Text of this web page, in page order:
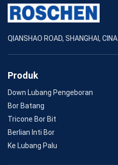
QIANSHAO ROAD, SHANGHAI, CINA
Produk
Down Lubang Pengeboran
Bor Batang
Tricone Bor Bit
Berlian Inti Bor
Ke Lubang Palu